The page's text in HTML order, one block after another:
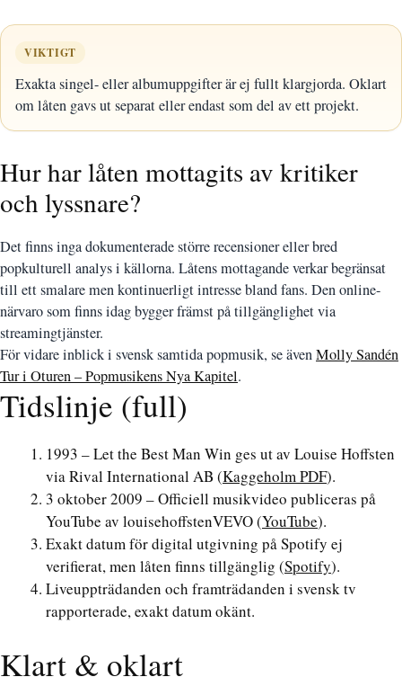
VIKTIGT
Exakta singel- eller albumuppgifter är ej fullt klargjorda. Oklart
om låten gavs ut separat eller endast som del av ett projekt.
Hur har låten mottagits av kritiker
och lyssnare?
Det finns inga dokumenterade större recensioner eller bred
popkulturell analys i källorna. Låtens mottagande verkar begränsat
till ett smalare men kontinuerligt intresse bland fans. Den online-
närvaro som finns idag bygger främst på tillgänglighet via
streamingtjänster.
För vidare inblick i svensk samtida popmusik, se ävenMolly Sandén
Tur i Oturen – Popmusikens Nya Kapitel.
Tidslinje (full)
1993 – Let the Best Man Win ges ut av Louise Hoffsten
via Rival International AB (Kaggeholm PDF).
3 oktober 2009 – Officiell musikvideo publiceras på
YouTube av louisehoffstenVEVO (YouTube).
Exakt datum för digital utgivning på Spotify ej
verifierat, men låten finns tillgänglig (Spotify).
Liveuppträdanden och framträdanden i svensk tv
rapporterade, exakt datum okänt.
Klart & oklart